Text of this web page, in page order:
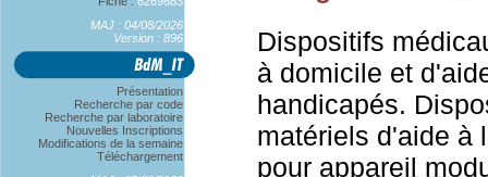
MAJ : 04/08/2026
Version : 896
Présentation
Recherche par code
Recherche par laboratoire
Nouvelles Inscriptions
Modifications de la semaine
Téléchargement
Dispositifs
à domicile et
handicapés.
matériels d'aide à
pour appareil